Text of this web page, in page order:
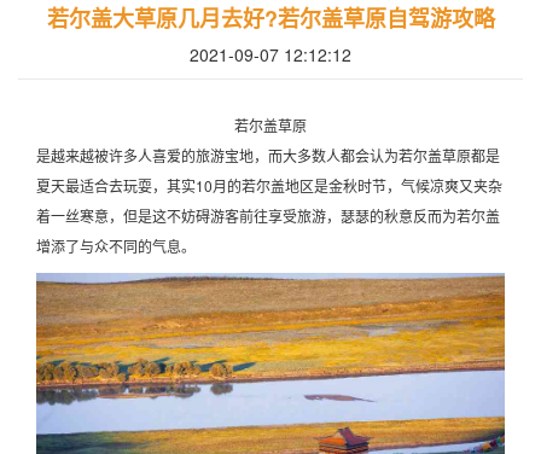
若尔盖大草原几月去好?若尔盖草原自驾游攻略
2021-09-07 12:12:12
若尔盖草原
是越来越被许多人喜爱的旅游宝地，而大多数人都会认为若尔盖草原都是
夏天最适合去玩耍，其实10月的若尔盖地区是金秋时节，气候凉爽又夹杂
着一丝寒意，但是这不妨碍游客前往享受旅游，瑟瑟的秋意反而为若尔盖
增添了与众不同的气息。